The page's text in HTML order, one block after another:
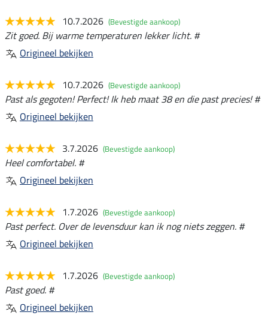
10.7.2026 (Bevestigde aankoop)
Zit goed. Bij warme temperaturen lekker licht. #
Origineel bekijken
10.7.2026 (Bevestigde aankoop)
Past als gegoten! Perfect! Ik heb maat 38 en die past precies! #
Origineel bekijken
3.7.2026 (Bevestigde aankoop)
Heel comfortabel. #
Origineel bekijken
1.7.2026 (Bevestigde aankoop)
Past perfect. Over de levensduur kan ik nog niets zeggen. #
Origineel bekijken
1.7.2026 (Bevestigde aankoop)
Past goed. #
Origineel bekijken